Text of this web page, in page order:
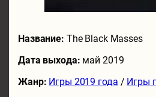
Название: The Black Masses
Дата выхода: май 2019
Жанр: Игры 2019 года / Игры